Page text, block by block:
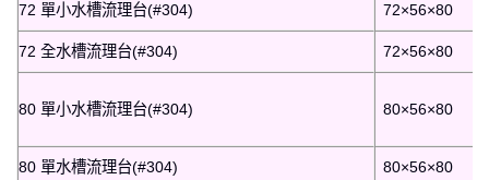
72 單小水槽流理台(#304) 72×56×80
72 全水槽流理台(#304) 72×56×80
80 單小水槽流理台(#304) 80×56×80
80 單水槽流理台(#304) 80×56×80